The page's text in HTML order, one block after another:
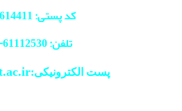
کد پستی: 1417614411
تلفن: 61112530-
پست الکترونیکی:lawmag